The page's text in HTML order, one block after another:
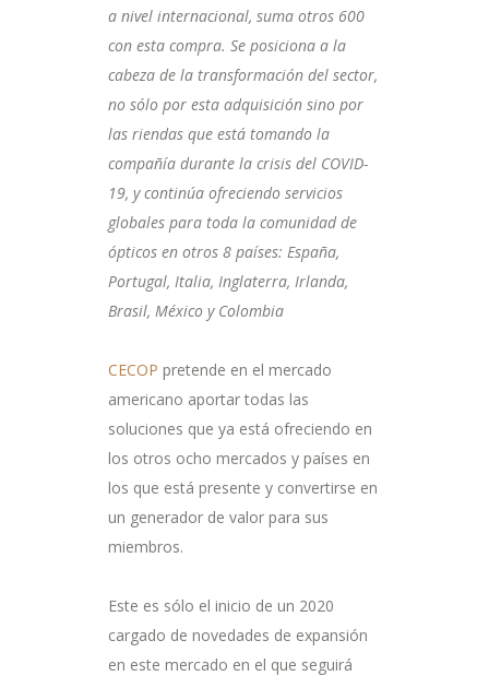
a nivel internacional, suma otros 600
con esta compra. Se posiciona a la
cabeza de la transformación del sector,
no sólo por esta adquisición sino por
las riendas que está tomando la
compañía durante la crisis del COVID-
19, y continúa ofreciendo servicios
globales para toda la comunidad de
ópticos en otros 8 países: España,
Portugal, Italia, Inglaterra, Irlanda,
Brasil, México y Colombia
CECOP pretende en el mercado
americano aportar todas las
soluciones que ya está ofreciendo en
los otros ocho mercados y países en
los que está presente y convertirse en
un generador de valor para sus
miembros.
Este es sólo el inicio de un 2020
cargado de novedades de expansión
en este mercado en el que seguirá